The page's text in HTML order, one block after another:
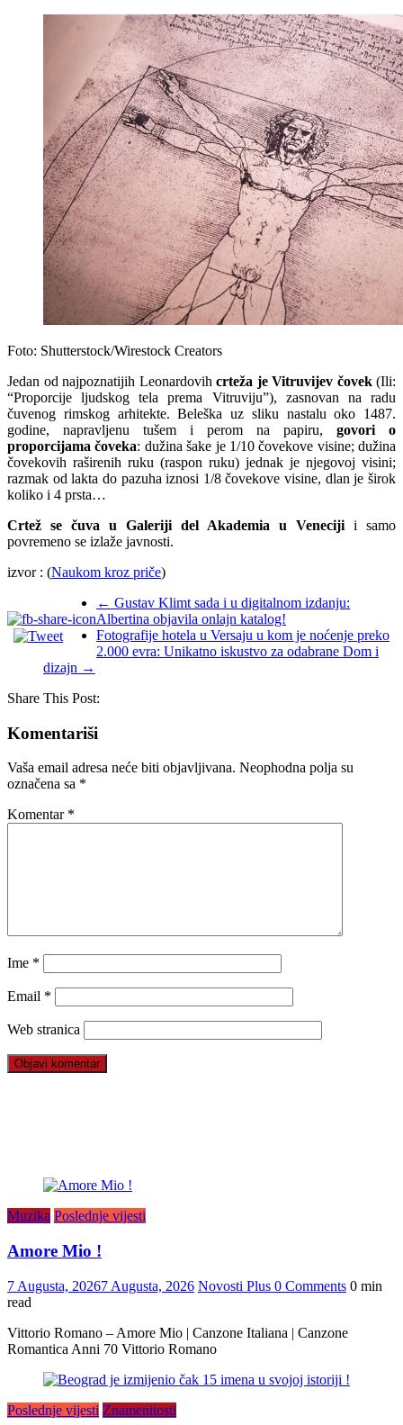
Foto: Shutterstock/Wirestock Creators
Jedan od najpoznatijih Leonardovih crteža je Vitruvijev čovek(Ili:
“Proporcije ljudskog tela prema Vitruviju”), zasnovan na radu
čuvenog rimskog arhitekte. Beleška uz sliku nastalu oko 1487.
godine, napravljenu tušem i perom na papiru, govori o
proporcijama čoveka: dužina šake je 1/10 čovekove visine; dužina
čovekovih raširenih ruku (raspon ruku) jednak je njegovoj visini;
razmak od lakta do pazuha iznosi 1/8 čovekove visine, dlan je širok
koliko i 4 prsta…
Crtež se čuva u Galeriji del Akademia u Veneciji i samo
povremeno se izlaže javnosti.
izvor : (Naukom kroz priče)
← Gustav Klimt sada i u digitalnom izdanju:
Albertina objavila onlajn katalog!
Fotografije hotela u Versaju u kom je noćenje preko
2.000 evra: Unikatno iskustvo za odabrane Dom i
dizajn →
Share This Post:
Komentariši
Vaša email adresa neće biti objavljivana. Neophodna polja su
označena sa *
Komentar *
Ime *
Email *
Web stranica
Muzika Poslednje vijesti
Amore Mio !
7 Augusta, 20267 Augusta, 2026 Novosti Plus 0 Comments 0 min
read
Vittorio Romano – Amore Mio | Canzone Italiana | Canzone
Romantica Anni 70 Vittorio Romano
Poslednje vijesti Znamenitosti